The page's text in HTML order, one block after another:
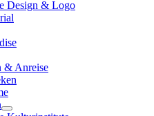
Design & Logo
& Anreise